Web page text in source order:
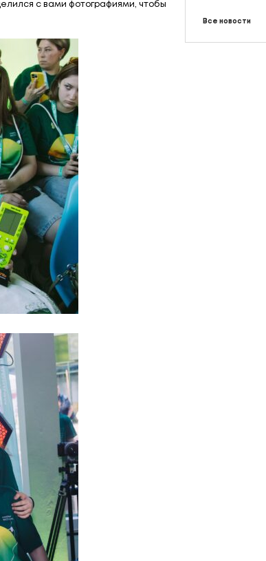
с вами фотографиями, чтобы
Все новости